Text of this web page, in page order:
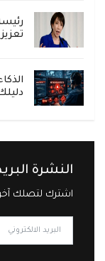
النشرة
اشترك لتصلك آخر